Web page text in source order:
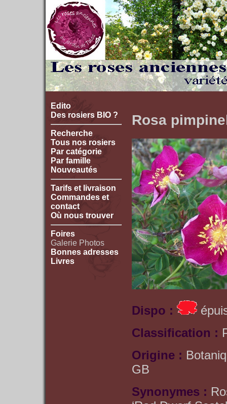
Edito
Des rosiers BIO ?
Recherche
Tous nos rosiers
Par catégorie
Par famille
Nouveautés
Tarifs et livraison
Commandes et
contact
Où nous trouver
Foires
Galerie Photos
Bonnes adresses
Livres
Rosa
Dispo :
Classification :
Origine :
GB
Synonymes :